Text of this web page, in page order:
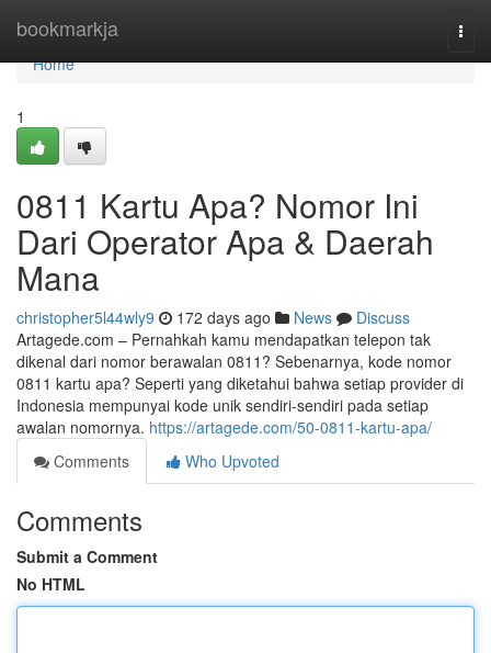
bookmarkja
Home
Home
1
0811 Kartu Apa? Nomor Ini
Dari Operator Apa & Daerah
Mana
christopher5l44wly9 172 days ago News
Discuss
Artagede.com – Pernahkah kamu mendapatkan telepon tak
dikenal dari nomor berawalan 0811? Sebenarnya, kode nomor
0811 kartu apa? Seperti yang diketahui bahwa setiap provider di
Indonesia mempunyai kode unik sendiri-sendiri pada setiap
awalan nomornya. https://artagede.com/50-0811-kartu-apa/
Comments
Who Upvoted
Comments
Submit a Comment
No HTML